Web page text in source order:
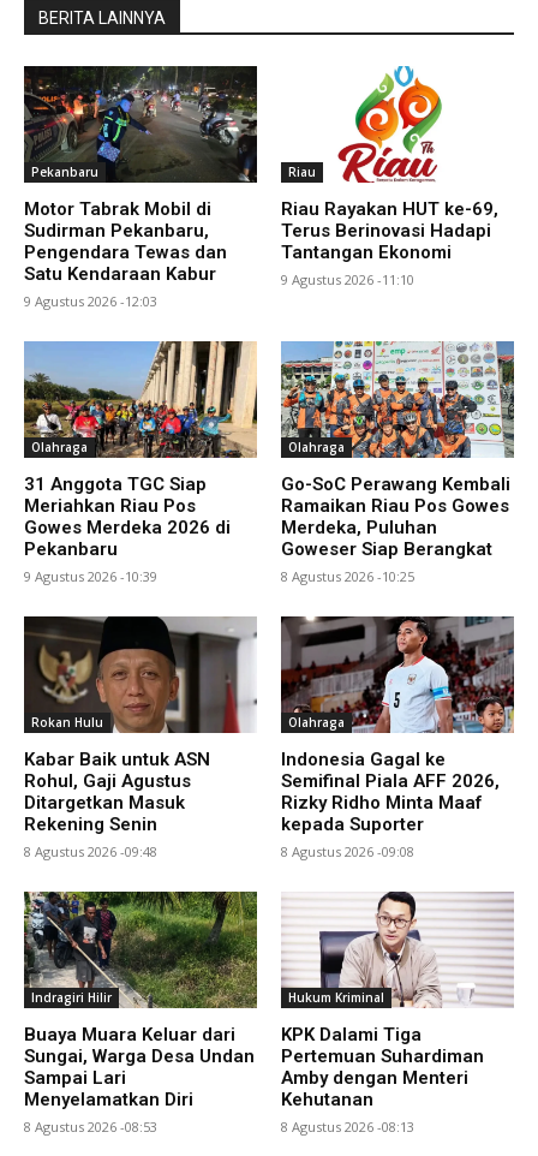
BERITA LAINNYA
Pekanbaru
Motor Tabrak Mobil di
Sudirman Pekanbaru,
Pengendara Tewas dan
Satu Kendaraan Kabur
9 Agustus 2026 -12:03
Riau
Riau Rayakan HUT ke-69,
Terus Berinovasi Hadapi
Tantangan Ekonomi
9 Agustus 2026 -11:10
Olahraga
31 Anggota TGC Siap
Meriahkan Riau Pos
Gowes Merdeka 2026 di
Pekanbaru
9 Agustus 2026 -10:39
Olahraga
Go-SoC Perawang Kembali
Ramaikan Riau Pos Gowes
Merdeka, Puluhan
Goweser Siap Berangkat
8 Agustus 2026 -10:25
Rokan Hulu
Kabar Baik untuk ASN
Rohul, Gaji Agustus
Ditargetkan Masuk
Rekening Senin
8 Agustus 2026 -09:48
Olahraga
Indonesia Gagal ke
Semifinal Piala AFF 2026,
Rizky Ridho Minta Maaf
kepada Suporter
8 Agustus 2026 -09:08
Indragiri Hilir
Buaya Muara Keluar dari
Sungai, Warga Desa Undan
Sampai Lari
Menyelamatkan Diri
8 Agustus 2026 -08:53
Hukum Kriminal
KPK Dalami Tiga
Pertemuan Suhardiman
Amby dengan Menteri
Kehutanan
8 Agustus 2026 -08:13